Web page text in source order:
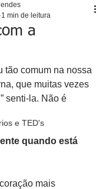
e TED's
a
1 min de leitura
tão comum na nossa
que muitas vezes
senti-la. Não é
quando está
mais